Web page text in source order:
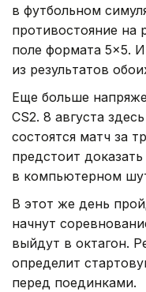
в футбольном
противостояние на
поле формата 5×5.
из результатов
Еще больше
CS2. 8 августа
состоятся матч за
предстоит
в компьютерном
В этот же день
начнут
выйдут в октагон.
определит
перед поединками.